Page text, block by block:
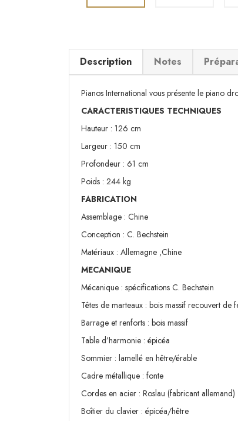
Description Notes
Pianos International vous présente le piano
CARACTERISTIQUES TECHNIQUES
Hauteur : 126 cm
Largeur : 150 cm
Profondeur : 61 cm
Poids : 244 kg
FABRICATION
Assemblage : Chine
Conception : C. Bechstein
Matériaux : Allemagne ,Chine
MECANIQUE
Mécanique : spécifications C. Bechstein
Têtes de marteaux : bois massif recouvert de
Barrage et renforts : bois massif
Table d’harmonie : épicéa
Sommier : lamellé en hêtre/érable
Cadre métallique : fonte
Cordes en acier : Roslau (fabricant allemand)
Boîtier du clavier : épicéa/hêtre